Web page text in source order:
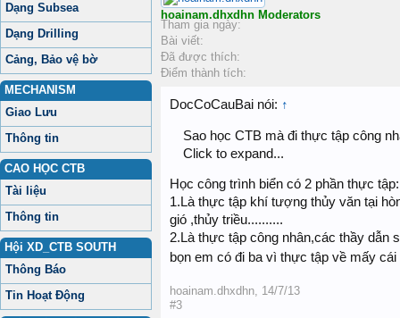
Dạng Subsea
Dạng Drilling
Cảng, Bảo vệ bờ
MECHANISM
Giao Lưu
Thông tin
CAO HỌC CTB
Tài liệu
Thông tin
Hội XD_CTB SOUTH
Thông Báo
Tin Hoạt Động
hoainam.dhxdhn Moderators
Tham gia ngày:
Bài viết:
Đã được thích:
Điểm thành tích:
DocCoCauBai nói: ↑
Sao học CTB mà đi thực tập công
Click to expand...
Học công trình biển có 2 phần thực tập:
1.Là thực tập khí tượng thủy văn tại
gió ,thủy triều..........
2.Là thực tập công nhân,các thầy dẫn
bọn em có đi ba vì thực tập về mấy
hoainam.dhxdhn, 14/7/13
#3